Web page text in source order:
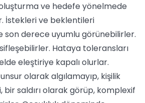
ve hedefe yönelmede
İstekleri ve beklentileri
son derece uyumlu görünebilirler.
Hataya toleransları
eleştiriye kapalı olurlar.
olarak algılamayıp, kişilik
bir saldırı olarak görüp, komplexif